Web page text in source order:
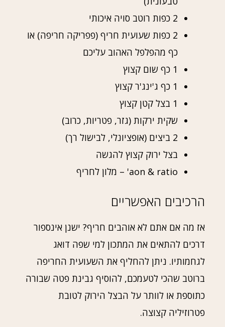
2 כפות רוטב סויה איכותי
2 כפות שעועית חריף (פפריקה חריפה) או
כף מהפלפל האהוב עליכם
1 כף שום קצוץ
1 כף ג'ינג'ר קצוץ
1 בצל קטן קצוץ
שקית ירקות (גזר, פטריות, כרוב)
2 ביצים (אופציונלי, לבישול רך)
בצל ירוק קצוץ להגשה
aon & ratio' – מלון לחריף
הרכיבים האפשריים
אז מה אם אתם לא אוהבים חריף? ישנן אינספור
דרכים להתאים את המתכון למי שפה דואג
לגחמותיו. ניתן להחליף את השעועית החריפה
ברוטב שהכי לטעמכם, להוסיף גבינת פטה שבורה
כתוספת או לוותר על הבצל הירוק לטובת
פטרוזיליה קצוצה.